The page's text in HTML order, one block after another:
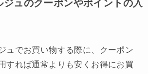
ジュのクーポンやポイントの入
ュでお買い物する際に、クーポン
すれば通常よりも安くお得にお買